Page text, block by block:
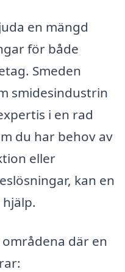
en mängd
för både
Smeden
smidesindustrin
i en rad
du har behov av
eller
kan en
där en